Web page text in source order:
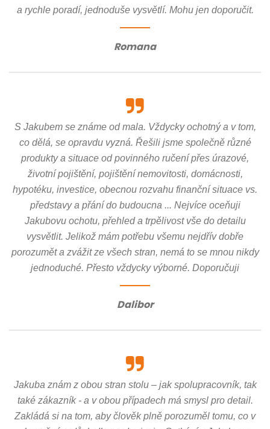
a rychle poradí, jednoduše vysvětlí. Mohu jen doporučit.
Romana
S Jakubem se známe od mala. Vždycky ochotný a v tom,
co dělá, se opravdu vyzná. Řešili jsme společně různé
produkty a situace od povinného ručení přes úrazové,
životní pojištění, pojištění nemovitosti, domácnosti,
hypotéku, investice, obecnou rozvahu finanční situace vs.
představy a přání do budoucna ... Nejvíce oceňuji
Jakubovu ochotu, přehled a trpělivost vše do detailu
vysvětlit. Jelikož mám potřebu všemu nejdřív dobře
porozumět a zvážit ze všech stran, nemá to se mnou nikdy
jednoduché. Přesto vždycky výborné. Doporučuji
Dalibor
Jakuba znám z obou stran stolu – jak spolupracovník, tak
také zákazník - a v obou případech má smysl pro detail.
Zakládá si na tom, aby člověk plně porozuměl tomu, co v